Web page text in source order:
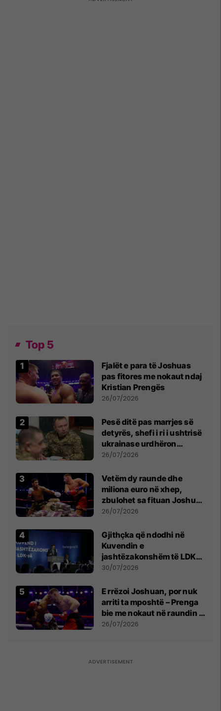
Top 5
Fjalët e para të Joshuas
pas fitores me nokaut ndaj
Kristian Prengës
26/07/2026
Pesë ditë pas marrjes së
detyrës, shefi i ri i ushtrisë
ukrainase urdhëron
kontroll të madh
26/07/2026
Vetëm dy raunde dhe
miliona euro në xhep,
zbulohet sa fituan Joshua
e Prenga
26/07/2026
Gjithçka që ndodhi në
Kuvendin e
jashtëzakonshëm të LDK-
së
30/07/2026
E rrëzoi Joshuan, por nuk
arriti ta mposhtë – Prenga
bie me nokaut në raundin e
dytë
26/07/2026